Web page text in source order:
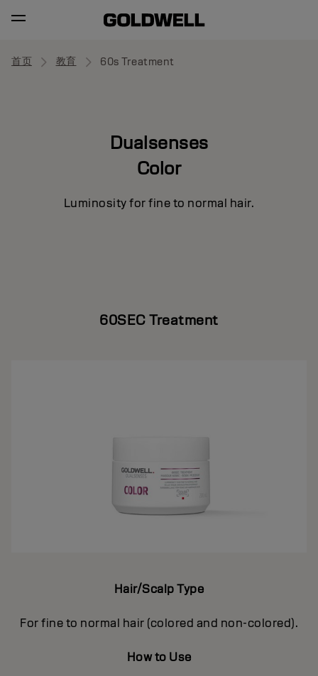
首页 教育 60s Treatment
Dualsenses
Color
Luminosity for fine to normal hair.
60SEC Treatment
Hair/Scalp Type
For fine to normal hair (colored and non-colored).
How to Use